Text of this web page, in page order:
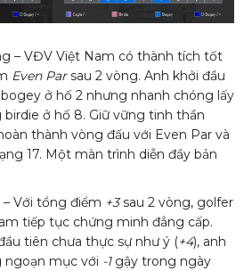
– VĐV Việt Nam có thành tích tốt
Even Parsau 2 vòng. Anh khởi đầu
ở hố 2 nhưng nhanh chóng lấy
birdie ở hố 8. Giữ vững tinh thần
thành vòng đấu với Even Par và
17. Một màn trình diễn đầy bản
Với tổng điểm +3sau 2 vòng, golfer
tiếp tục chứng minh đẳng cấp.
tiên chưa thực sự như ý (+4), anh
ngoạn mục với -1gậy trong ngày